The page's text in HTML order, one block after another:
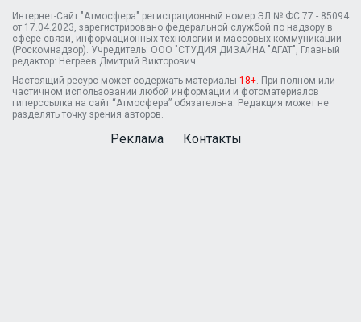
Интернет-Сайт "Атмосфера" регистрационный номер ЭЛ № ФС 77 - 85094
от 17.04.2023, зарегистрировано федеральной службой по надзору в
сфере связи, информационных технологий и массовых коммуникаций
(Роскомнадзор). Учредитель: ООО "СТУДИЯ ДИЗАЙНА "АГАТ", Главный
редактор: Негреев Дмитрий Викторович
Настоящий ресурс может содержать материалы 18+ . При полном или
частичном использовании любой информации и фотоматериалов
гиперссылка на сайт “Атмосфера” обязательна. Редакция может не
разделять точку зрения авторов.
Реклама Контакты